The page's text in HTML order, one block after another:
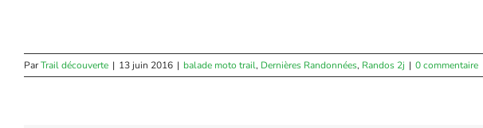
ParTrail découverte | 13 juin 2016 | balade moto trail, Dernières Randonnées, Randos 2j | 0 commentaire